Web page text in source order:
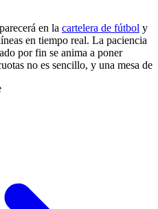
en la cartelera de fútbol y
en tiempo real. La paciencia
por fin se anima a poner
no es sencillo, y una mesa de